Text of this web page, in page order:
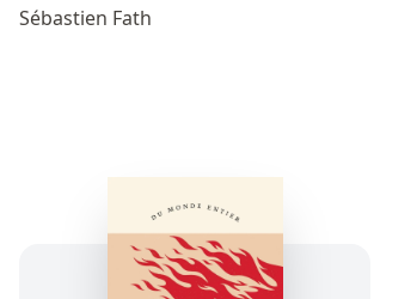
Sébastien Fath